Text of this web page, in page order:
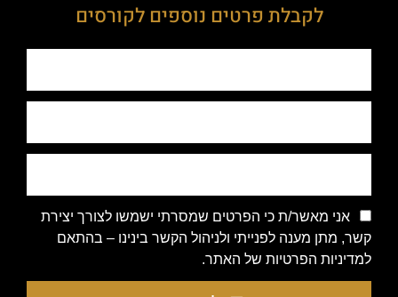
לקבלת פרטים נוספים לקורסים
אני מאשר/ת כי הפרטים שמסרתי ישמשו לצורך יצירת
קשר, מתן מענה לפנייתי ולניהול הקשר בינינו – בהתאם
למדיניות הפרטיות של האתר.